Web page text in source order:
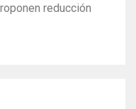
reducción